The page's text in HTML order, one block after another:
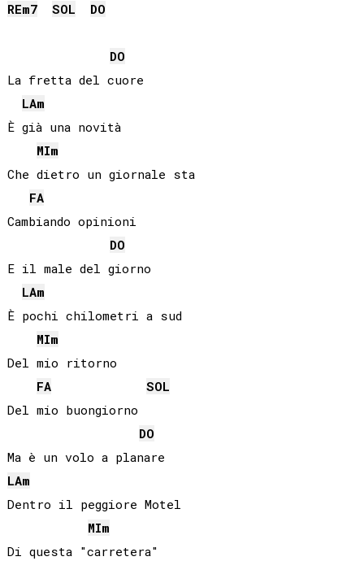
REm7 SOL DO
DO
La fretta del cuore
LAm
È già una novità
MIm
Che dietro un giornale sta
FA
Cambiando opinioni
DO
E il male del giorno
LAm
È pochi chilometri a sud
MIm
Del mio ritorno
FA
SOL
Del mio buongiorno
DO
LAm
Dentro il peggiore Motel
MIm
Di questa "carretera"